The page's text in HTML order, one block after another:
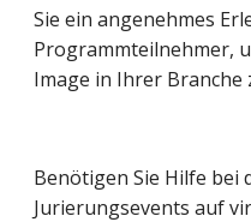
Sie ein angenehmes
Programmteilnehmer,
Image in Ihrer Branche
Benötigen Sie Hilfe bei
Jurierungsevents auf